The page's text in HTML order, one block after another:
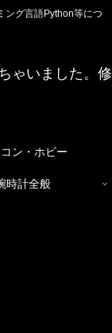
ング言語Python等につ
ゃいました。修
ン・ホビー
時計全般